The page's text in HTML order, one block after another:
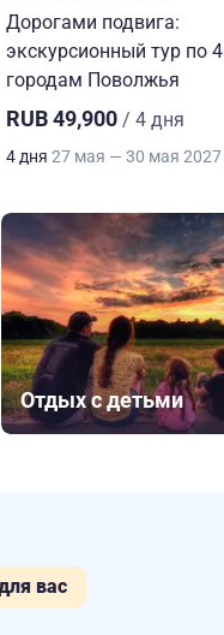
Дорогами подвига:
экскурсионный тур по 4
городам Поволжья
RUB 49,900 / 4 дня
4 дня 27 мая — 30 мая 2027
Отдых с детьми
вас